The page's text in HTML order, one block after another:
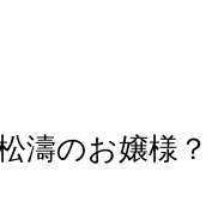
濤のお嬢様